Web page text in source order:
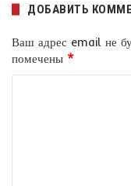
ДОБАВИТЬ
Ваш адрес email не
помечены *